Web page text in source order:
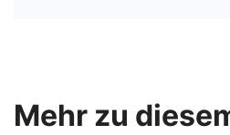
Mehr zu